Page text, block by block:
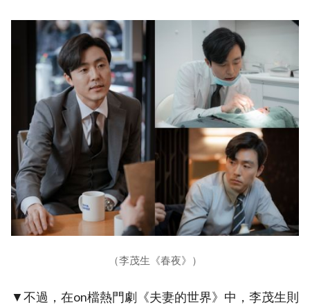
（李茂生《春夜》）
▼不過，在on檔熱門劇《夫妻的世界》中，李茂生則